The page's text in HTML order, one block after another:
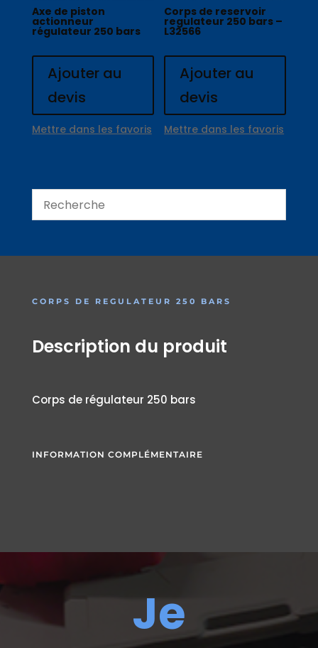
Axe de piston
actionneur
régulateur 250 bars
Ajouter au
devis
Mettre dans les favoris
Corps de reservoir
regulateur 250 bars –
L32566
Ajouter au
devis
Mettre dans les favoris
CORPS DE REGULATEUR 250 BARS
Description du produit
Corps de régulateur 250 bars
INFORMATION COMPLÉMENTAIRE
Je